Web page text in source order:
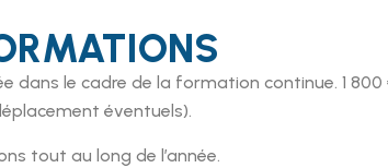
dans le cadre de la formation continue. 1 800
éventuels).
tout au long de l’année.